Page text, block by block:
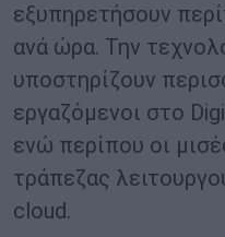
εξυπηρετήσουν
ανά ώρα. Την
υποστηρίζουν
εργαζόμενοι στο
ενώ περίπου οι
τράπεζας
cloud.